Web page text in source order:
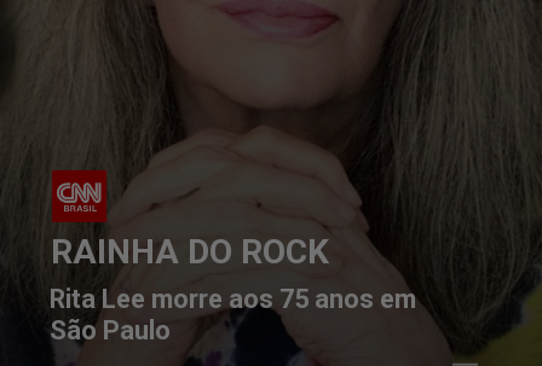
RAINHA DO ROCK
Rita Lee morre aos 75 anos em
São Paulo